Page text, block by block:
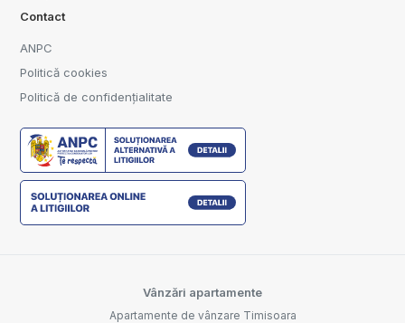
Contact
ANPC
Politică cookies
Politică de confidențialitate
Vânzări apartamente
Apartamente de vânzare Timisoara